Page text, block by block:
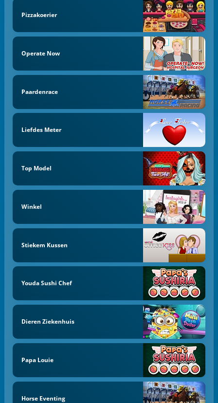
Pizzakoerier
Operate Now
Paardenrace
Liefdes Meter
Top Model
Winkel
Stiekem Kussen
Youda Sushi Chef
Dieren Ziekenhuis
Papa Louie
Horse Eventing